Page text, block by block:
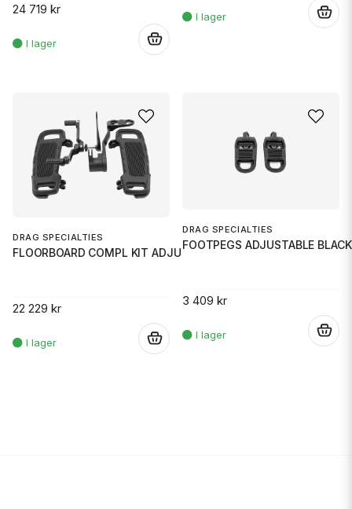
24 719 kr
DRAG SPECIALTIES
FLOORBOARD COMPL KIT ADJUSTABL
22 229 kr
DRAG SPECIALTIES
FOOTPEGS ADJUSTABLE BLACK
3 409 kr